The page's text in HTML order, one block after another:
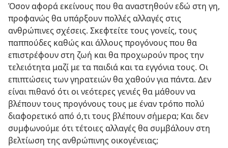
Όσον αφορά εκείνους που θα αναστηθούν εδώ στη γη,
προφανώς θα υπάρξουν πολλές αλλαγές στις
ανθρώπινες σχέσεις. Σκεφτείτε τους γονείς, τους
παππούδες καθώς και άλλους προγόνους που θα
επιστρέφουν στη ζωή και θα προχωρούν προς την
τελειότητα μαζί με τα παιδιά και τα εγγόνια τους. Οι
επιπτώσεις των γηρατειών θα χαθούν για πάντα. Δεν
είναι πιθανό ότι οι νεότερες γενιές θα μάθουν να
βλέπουν τους προγόνους τους με έναν τρόπο πολύ
διαφορετικό από ό,τι τους βλέπουν σήμερα; Και δεν
συμφωνούμε ότι τέτοιες αλλαγές θα συμβάλουν στη
βελτίωση της ανθρώπινης οικογένειας;